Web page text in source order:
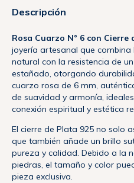
Descripción
Rosa Cuarzo N° 6 con Cierre
joyería artesanal que
natural con la resistencia de
estañado, otorgando
cuarzo rosa de 6 mm,
de suavidad y armonía,
conexión espiritual y estética
El cierre de Plata 925 no solo
que también añade un brillo
pureza y calidad. Debido a la
piedras, el tamaño y color
pieza exclusiva.